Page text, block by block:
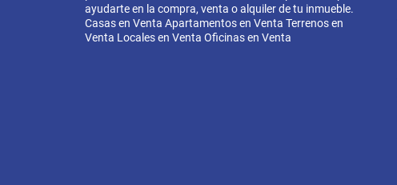
ayudarte en la compra, venta o alquiler de tu inmueble.
Casas en Venta Apartamentos en Venta Terrenos en
Venta Locales en Venta Oficinas en Venta